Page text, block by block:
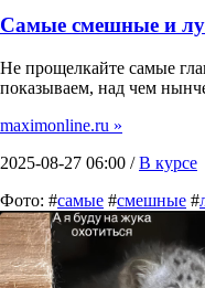
Самые смешные и
Не прощелкайте самые
показываем, над чем
maximonline.ru »
2025-08-27 06:00 /В курсе
Фото: #самые #смешные #